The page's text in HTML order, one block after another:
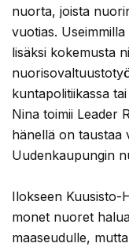
nuorta, joista
vuotias.
lisäksi kokemusta
kuntapolitiikassa
Nina toimii Leader
hänellä on taustaa
Uudenkaupungin
Ilokseen
monet nuoret
maaseudulle,